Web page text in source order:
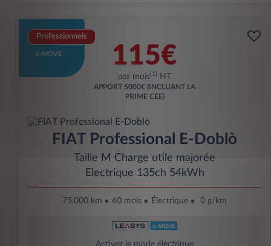
Professionnels
e-MOVE 115€
par mois(1) HT
APPORT 5000€ (INCLUANT LA
PRIME CEE)
FIAT Professional E-Doblò
Taille M Charge utile majorée
Electrique 135ch 54kWh
75.000 km 60 mois Électrique 0 g/km
Activez le mode électrique